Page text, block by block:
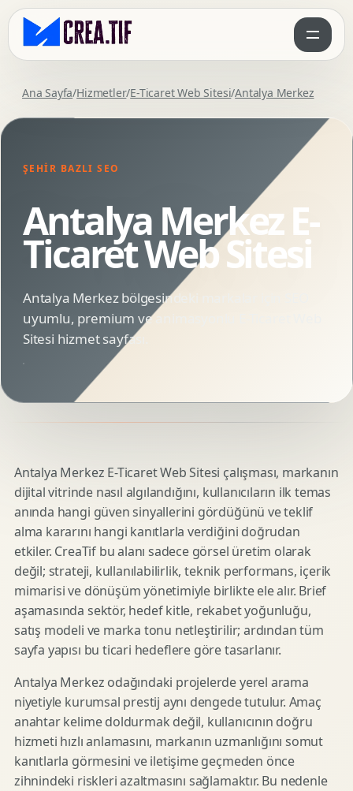
Ana Sayfa/Hizmetler/E-Ticaret Web Sitesi/Antalya Merkez
ŞEHIR BAZLI SEO
Antalya Merkez E-
Ticaret Web Sitesi
Antalya Merkez bölgesindeki markalar için SEO
uyumlu, premium ve animasyonlu E-Ticaret Web
Sitesi hizmet sayfası.
Antalya Merkez E-Ticaret Web Sitesi çalışması, markanın
dijital vitrinde nasıl algılandığını, kullanıcıların ilk temas
anında hangi güven sinyallerini gördüğünü ve teklif
alma kararını hangi kanıtlarla verdiğini doğrudan
etkiler. CreaTif bu alanı sadece görsel üretim olarak
değil; strateji, kullanılabilirlik, teknik performans, içerik
mimarisi ve dönüşüm yönetimiyle birlikte ele alır. Brief
aşamasında sektör, hedef kitle, rekabet yoğunluğu,
satış modeli ve marka tonu netleştirilir; ardından tüm
sayfa yapısı bu ticari hedeflere göre tasarlanır.
Antalya Merkez odağındaki projelerde yerel arama
niyetiyle kurumsal prestij aynı dengede tutulur. Amaç
anahtar kelime doldurmak değil, kullanıcının doğru
hizmeti hızlı anlamasını, markanın uzmanlığını somut
kanıtlarla görmesini ve iletişime geçmeden önce
zihnindeki riskleri azaltmasını sağlamaktır. Bu nedenle